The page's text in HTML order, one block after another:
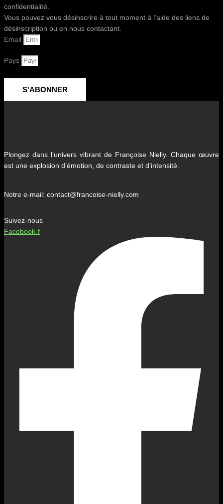
confidentialité.
Vous pouvez vous désinscrire à tout moment à l’aide des liens de
désinscription ou en nous contactant.
Email
Pays
S'ABONNER
Plongez dans l’univers vibrant de Françoise Nielly. Chaque œuvre
est une explosion d’émotion, de contraste et d’intensité.
Notre e-mail: contact@francoise-nielly.com
Suivez-nous
Facebook-f